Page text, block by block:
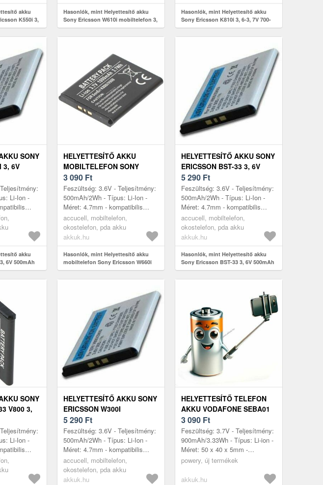
akku
K550i 3,
Hasonlók, mint Helyettesítő akku
Sony Ericsson W610i mobiltelefon 3,
7V 900mAh Li-Ion
Hasonlók, mint Helyettesítő akku
Sony Ericsson K810i 3, 6-3, 7V 700-
900mAh mobiltelefon Li-Ion
SONY
3, 6V
LI-ION
Li-Ion -
Ericsson
V800,...
akku
6V 500mAh
Ion
HELYETTESÍTŐ AKKU
MOBILTELEFON SONY
ERICSSON W660I BST-33 3,
6V 500MAH LI-ION
3 090 Ft
Feszültség: 3.6V - Teljesítmény:
500mAh/2Wh - Típus: Li-Ion -
Méret: 4.7mm - kompatibilis
modellek: W660i, Sony Ericsson
W660i, K810i, K800i, M600i...
accucell, mobiltelefon,
okostelefon, pda akku
akkuk.hu
Hasonlók, mint Helyettesítő akku
mobiltelefon Sony Ericsson W660i
BST-33 3, 6V 500mAh Li-Ion
HELYETTESÍTŐ AKKU SONY
ERICSSON BST-33 3, 6V
500MAH MOBILTELEFON LI-
ION
5 290 Ft
Feszültség: 3.6V - Teljesítmény:
500mAh/2Wh - Típus: Li-Ion -
Méret: 4.7mm - kompatibilis
modellek: BST-33, Sony
Ericsson K530i, K550i, K800i,
M600...
accucell, mobiltelefon,
okostelefon, pda akku
akkuk.hu
Hasonlók, mint Helyettesítő akku
Sony Ericsson BST-33 3, 6V 500mAh
mobiltelefon Li-Ion
SONY
V800 3,
Li-Ion -
Ericsson
M600i,...
HELYETTESÍTŐ AKKU SONY
ERICSSON W300I
MOBILTELEFON 3, 6V
500MAH LI-ION
5 290 Ft
Feszültség: 3.6V - Teljesítmény:
500mAh/2Wh - Típus: Li-Ion -
Méret: 4.7mm - kompatibilis
modellek: Aino BST-33 C702
C901 Green C903 G502 G700
G705...
accucell, mobiltelefon,
okostelefon, pda akku
akkuk.hu
HELYETTESÍTŐ TELEFON
AKKU VODAFONE SEBA01
900MAH 3.33WH SONY
ERICSSON LI-ION 3.7V
3 090 Ft
Feszültség: 3.7V - Teljesítmény:
900mAh/3.33Wh - Típus: Li-ion -
Méret: 50 x 40 x 5mm -
kompatibilis modellek: Sony
V8...
powery, új termékek
akkuk.hu